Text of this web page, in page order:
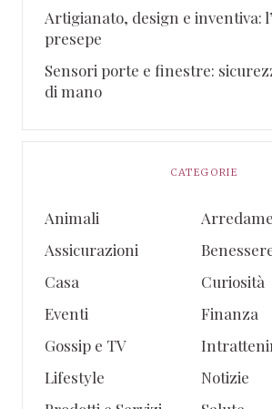
Artigianato, design e inventiva:
presepe
Sensori porte e finestre:
di mano
CATEGORIE
Animali
Assicurazioni
Casa
Curiosità
Eventi
Finanza
Gossip e TV
Lifestyle
Notizie